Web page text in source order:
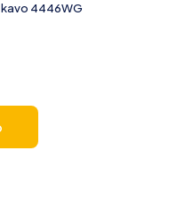
4446WG